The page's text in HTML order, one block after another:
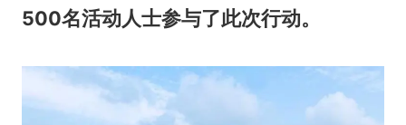
500名活动人士参与了此次行动。